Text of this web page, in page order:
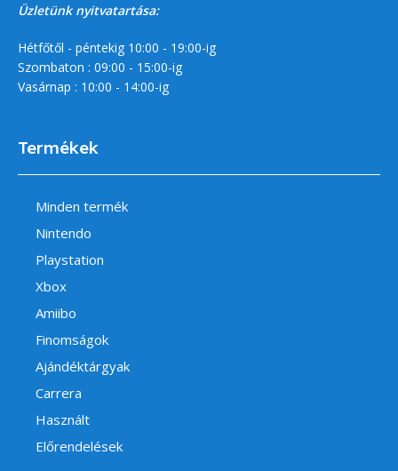
Üzletünk nyitvatartása:
Hétfőtől - péntekig 10:00 - 19:00-ig
Szombaton : 09:00 - 15:00-ig
Vasárnap : 10:00 - 14:00-ig
Termékek
Minden termék
Nintendo
Playstation
Xbox
Amiibo
Finomságok
Ajándéktárgyak
Carrera
Használt
Előrendelések